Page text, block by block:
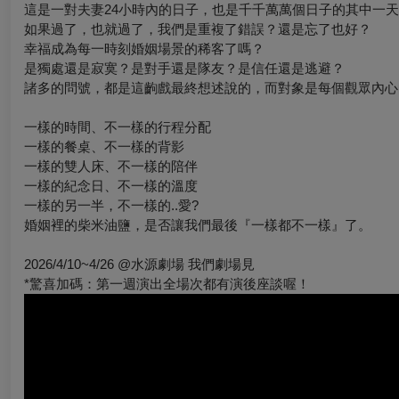
這是一對夫妻24小時內的日子，也是千千萬萬個日子的其中一天
如果過了，也就過了，我們是重複了錯誤？還是忘了也好？
幸福成為每一時刻婚姻場景的稀客了嗎？
是獨處還是寂寞？是對手還是隊友？是信任還是逃避？
諸多的問號，都是這齣戲最終想述說的，而對象是每個觀眾內心
一樣的時間、不一樣的行程分配
一樣的餐桌、不一樣的背影
一樣的雙人床、不一樣的陪伴
一樣的紀念日、不一樣的溫度
一樣的另一半，不一樣的..愛?
婚姻裡的柴米油鹽，是否讓我們最後『一樣都不一樣』了。
2026/4/10~4/26 @水源劇場 我們劇場見
*驚喜加碼：第一週演出全場次都有演後座談喔！